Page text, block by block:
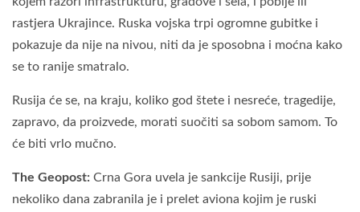
rastjera Ukrajince. Ruska vojska trpi ogromne gubitke i
pokazuje da nije na nivou, niti da je sposobna i moćna kako
se to ranije smatralo.
Rusija će se, na kraju, koliko god štete i nesreće, tragedije,
zapravo, da proizvede, morati suočiti sa sobom samom. To
će biti vrlo mučno.
The Geopost: Crna Gora uvela je sankcije Rusiji, prije
nekoliko dana zabranila je i prelet aviona kojim je ruski